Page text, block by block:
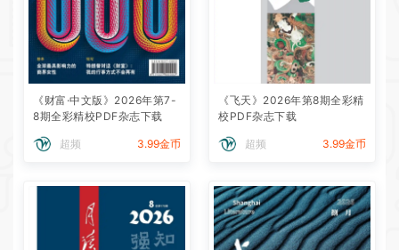
《财富·中文版》2026年第7-
8期全彩精校PDF杂志下载
超频 3.99金币
《飞天》2026年第8期全彩精
校PDF杂志下载
超频 3.99金币